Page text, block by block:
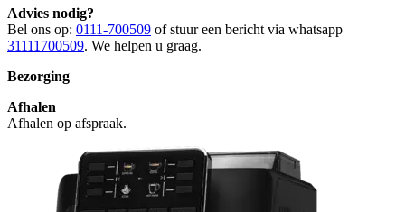
Advies nodig?
Bel ons op: 0111-700509 of stuur een bericht via whatsapp
31111700509. We helpen u graag.
Bezorging
Afhalen
Afhalen op afspraak.